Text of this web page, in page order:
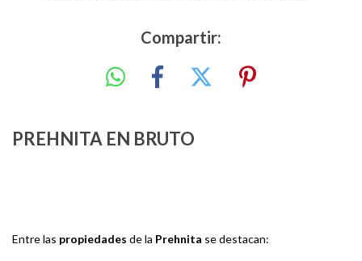
Compartir:
PREHNITA EN BRUTO
Entre las propiedades de la Prehnita se destacan: